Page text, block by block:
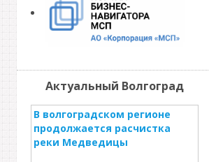
Актуальный Волгоград
В волгоградском регионе
продолжается расчистка
реки Медведицы